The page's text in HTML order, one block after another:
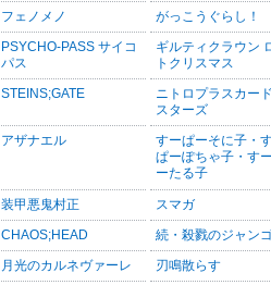
フェノメノ がっこうぐらし！
PSYCHO-PASS サイコ
パス
ギルティクラウン
トクリスマス
STEINS;GATE
ニトロプラスカー
スターズ
アザナエル
すーぱーそに子・
ぱーぽちゃ子・す
ーたる子
装甲悪鬼村正 スマガ
CHAOS;HEAD 続・殺戮のジャン
月光のカルネヴァーレ 刃鳴散らす